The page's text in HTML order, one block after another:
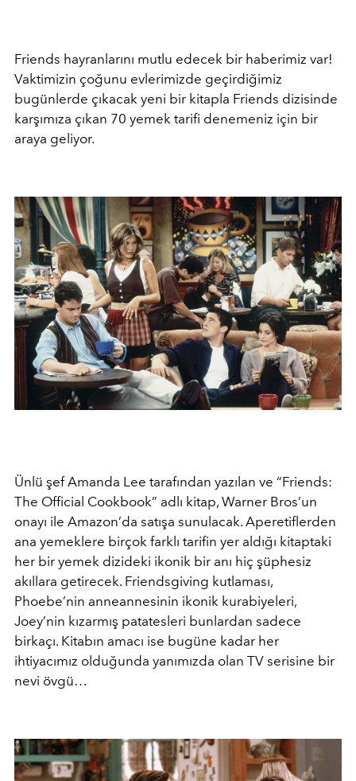
Friends hayranlarını mutlu edecek bir haberimiz var!
Vaktimizin çoğunu evlerimizde geçirdiğimiz
bugünlerde çıkacak yeni bir kitapla Friends dizisinde
karşımıza çıkan 70 yemek tarifi denemeniz için bir
araya geliyor.
Ünlü şef Amanda Lee tarafından yazılan ve “Friends:
The Official Cookbook” adlı kitap, Warner Bros’un
onayı ile Amazon’da satışa sunulacak. Aperetiflerden
ana yemeklere birçok farklı tarifin yer aldığı kitaptaki
her bir yemek dizideki ikonik bir anı hiç şüphesiz
akıllara getirecek. Friendsgiving kutlaması,
Phoebe’nin anneannesinin ikonik kurabiyeleri,
Joey’nin kızarmış patatesleri bunlardan sadece
birkaçı. Kitabın amacı ise bugüne kadar her
ihtiyacımız olduğunda yanımızda olan TV serisine bir
nevi övgü…